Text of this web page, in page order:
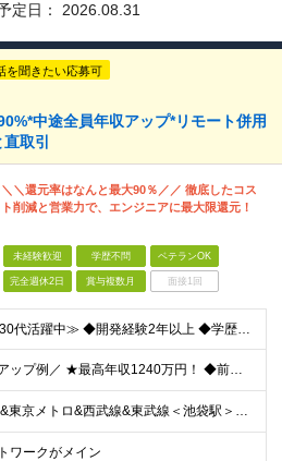
定日： 2026.08.31
を聞きたい応募可
中途全員年収アップ*リモート併用
取引
＼＼還元率はなんと最大90％／／ 徹底したコス
ト削減と営業力で、エンジニアに最大限還元！
未経験歓迎 学歴不問 ベテランOK
完全週休2日 賞与複数月 面接1回
≪20代30代活躍中≫ ◆開発経験2年以上 ◆学歴、ブランク不問 ◆経験内容不問 ＼1つでも当てはまる方はぜひご応募ください！／ ◇同じプロジェクトを何年もやっていて成長実感が少ない ◇他の言語や技
＼年収アップ例／ ★最高年収1240万円！ ◆前職：年収360万円→入社後：1年目年収510万円（150万円アップ！） ◆前職：年収490万円→入社後：1年目年収650万円（160万円アップ！） ◆前
＼JR線&東京メトロ&西武線&東武線＜池袋駅＞徒歩5～7分／ ■本社 東京都豊島区東池袋1-27-12 明治池袋ビル 4階 ■東京都近郊のプロジェクト先 都内以外（埼玉県・千葉県・神奈川県など）の案
ワークがメイン